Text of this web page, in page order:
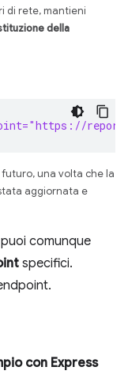
di rete, mantieni
della
una volta che la
aggiornata e
comunque
specifici.
con Express